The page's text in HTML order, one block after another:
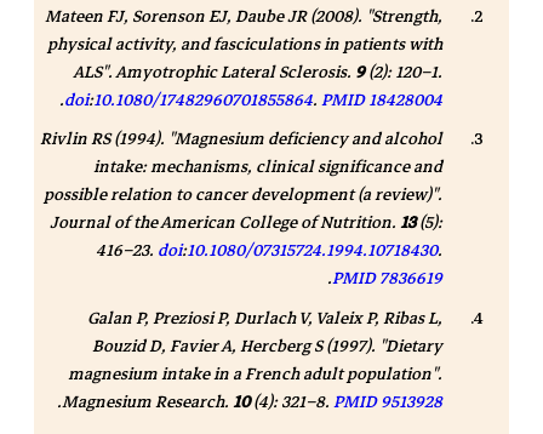
Mateen FJ, Sorenson EJ, Daube JR (2008). "Strength,
physical activity, and fasciculations in patients with
ALS".Amyotrophic Lateral Sclerosis. 9(2): 120–1.
doi:10.1080/17482960701855864.PMID18428004
.
Rivlin RS (1994). "Magnesium deficiency and alcohol
intake: mechanisms, clinical significance and
possible relation to cancer development (a review)".
Journal of the American College of Nutrition.13(5):
416–23. doi:10.1080/07315724.1994.10718430.
PMID7836619
.
Galan P, Preziosi P, Durlach V, Valeix P, Ribas L,
Bouzid D, Favier A, Hercberg S (1997). "Dietary
magnesium intake in a French adult population".
Magnesium Research.10(4): 321–8.PMID9513928
.